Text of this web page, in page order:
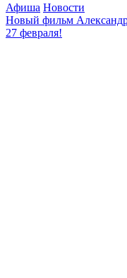
Афиша Новости
Новый фильм
27 февраля!